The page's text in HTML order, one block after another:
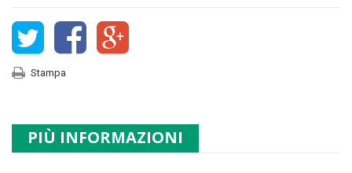
Stampa
PIÙ INFORMAZIONI